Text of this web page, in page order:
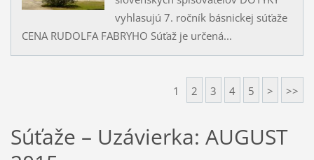
vyhlasujú 7. ročník básnickej súťaže
CENA RUDOLFA FABRYHO Súťaž je určená...
1 2 3 4 5 > >>
Súťaže – Uzávierka: AUGUST